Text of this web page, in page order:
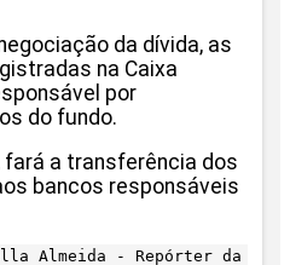
da dívida, as
na Caixa
por
do fundo.
fará a transferência dos
bancos responsáveis
Almeida - Repórter da